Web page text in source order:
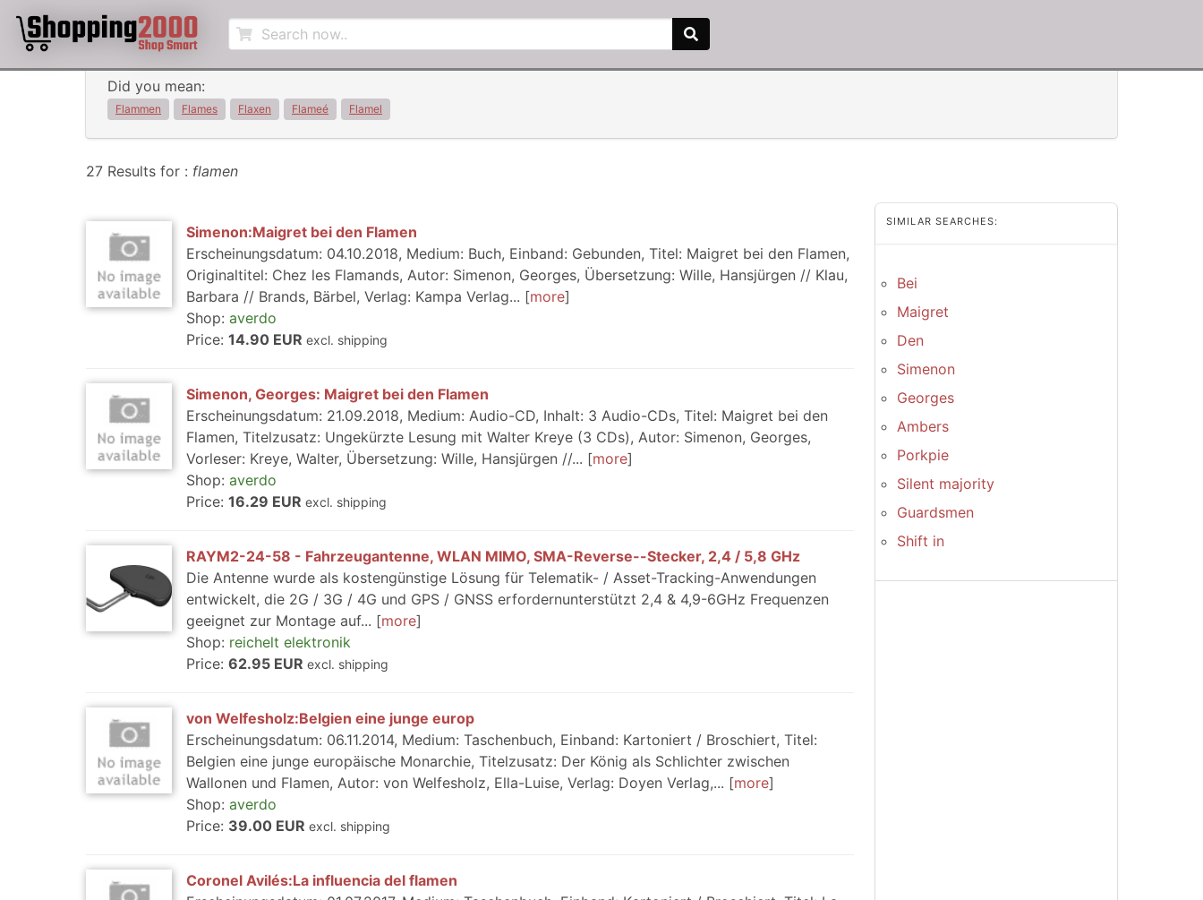
Did you mean:
Flammen Flames Flaxen Flameé Flamel
27 Results for : flamen
Simenon:Maigret bei den Flamen
Erscheinungsdatum: 04.10.2018, Medium: Buch, Einband: Gebunden, Titel: Maigret bei den Flamen,
Originaltitel: Chez les Flamands, Autor: Simenon, Georges, Übersetzung: Wille, Hansjürgen // Klau,
Barbara // Brands, Bärbel, Verlag: Kampa Verlag...
more
Shop: averdo
Price: 14.90 EUR excl. shipping
Simenon, Georges: Maigret bei den Flamen
Erscheinungsdatum: 21.09.2018, Medium: Audio-CD, Inhalt: 3 Audio-CDs, Titel: Maigret bei den
Flamen, Titelzusatz: Ungekürzte Lesung mit Walter Kreye (3 CDs), Autor: Simenon, Georges,
Vorleser: Kreye, Walter, Übersetzung: Wille, Hansjürgen //...
more
Shop: averdo
Price: 16.29 EUR excl. shipping
RAYM2-24-58 - Fahrzeugantenne, WLAN MIMO, SMA-Reverse--Stecker, 2,4 / 5,8 GHz
Die Antenne wurde als kostengünstige Lösung für Telematik- / Asset-Tracking-Anwendungen
entwickelt, die 2G / 3G / 4G und GPS / GNSS erfordernunterstützt 2,4 & 4,9-6GHz Frequenzen
geeignet zur Montage auf...
more
Shop: reichelt elektronik
Price: 62.95 EUR excl. shipping
von Welfesholz:Belgien eine junge europ
Erscheinungsdatum: 06.11.2014, Medium: Taschenbuch, Einband: Kartoniert / Broschiert, Titel:
Belgien eine junge europäische Monarchie, Titelzusatz: Der König als Schlichter zwischen
Wallonen und Flamen, Autor: von Welfesholz, Ella-Luise, Verlag: Doyen Verlag,...
more
Shop: averdo
Price: 39.00 EUR excl. shipping
Coronel Avilés:La influencia del flamen
SIMILAR SEARCHES:
Bei
Maigret
Den
Simenon
Georges
Ambers
Porkpie
Silent majority
Guardsmen
Shift in